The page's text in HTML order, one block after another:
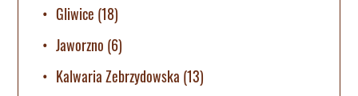
Gliwice (18)
Jaworzno (6)
Kalwaria Zebrzydowska (13)